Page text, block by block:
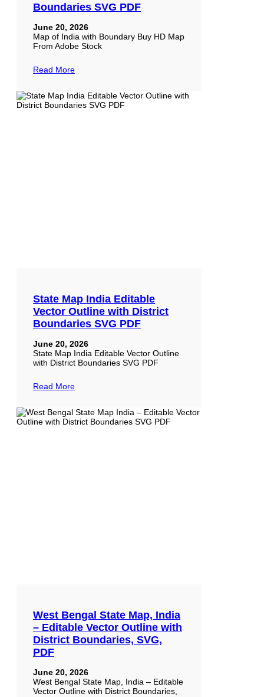
Boundaries SVG PDF
June 20, 2026
Map of India with Boundary Buy HD Map
From Adobe Stock
Read More
State Map India Editable
Vector Outline with District
Boundaries SVG PDF
June 20, 2026
State Map India Editable Vector Outline
with District Boundaries SVG PDF
Read More
West Bengal State Map, India
– Editable Vector Outline with
District Boundaries, SVG,
PDF
June 20, 2026
West Bengal State Map, India – Editable
Vector Outline with District Boundaries,